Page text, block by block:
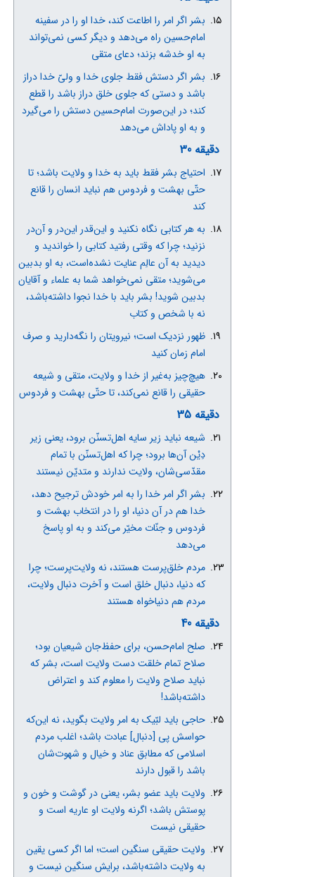
بشر اگر امر را اطاعت کند، خدا او را در سفینه
امام‌حسین راه می‌دهد و دیگر کسی نمی‌تواند
به او خدشه بزند؛ دعای متقی
بشر اگر دستش فقط جلوی خدا و ولیّ خدا دراز
باشد و دستی که جلوی خلق دراز باشد را قطع
کند؛ در این‌صورت امام‌حسین دستش را می‌گیرد
و به او پاداش می‌دهد
دقیقه 30
احتیاج بشر فقط باید به خدا و ولایت باشد؛ تا
حتّی بهشت و فردوس هم نباید انسان را قانع
کند
به هر کتابی نگاه نکنید و این‌قدر این‌در و آن‌در
نزنید؛ چرا که وقتی رفتید کتابی را خواندید و
دیدید به آن عالِم عنایت نشده‌است، به او بدبین
می‌شوید؛ متقی نمی‌خواهد شما به علماء و آقایان
بدبین شوید! بشر باید با خدا نجوا داشته‌باشد،
نه با شخص و کتاب
ظهور نزدیک است؛ نیرویتان را نگه‌دارید و صرف
امام‌ زمان کنید
هیچ‌چیز به‌غیر از خدا و ولایت، متقی و شیعه
حقیقی را قانع نمی‌کند، تا حتّی بهشت و فردوس
دقیقه 35
شیعه نباید زیر سایه اهل‌تسنّن برود، یعنی زیر
دِیْن آن‌ها برود؛ چرا که اهل‌تسنّن با تمام
مقدّسی‌شان، ولایت ندارند و متدیّن نیستند
بشر اگر امر خدا را به امر خودش ترجیح دهد،
خدا هم در آن دنیا، او را در انتخاب بهشت و
فردوس و جنّات مخیّر می‌کند و به او پاسخ
می‌دهد
مردم خلق‌پرست هستند، نه ولایت‌پرست؛ چرا
که دنیا، دنبال خلق است و آخرت دنبال ولایت،
مردم هم دنیاخواه هستند
دقیقه 40
صلح امام‌حسن، برای حفظ‌جان شیعیان بود؛
صلاح تمام خلقت دست ولایت است، بشر که
نباید صلاح ولایت را معلوم کند و اعتراض
داشته‌باشد!
حاجی باید لبّیک به امر ولایت بگوید، نه این‌که
حواسش پی [دنبال] عبادت باشد؛ اغلب مردم
اسلامی که مطابق عناد و خیال و شهوت‌شان
باشد را قبول دارند
ولایت باید عضو بشر، یعنی در گوشت و خون و
پوستش باشد؛ اگرنه ولایت او عاریه است و
حقیقی نیست
ولایت حقیقی سنگین است؛ اما اگر کسی یقین
به ولایت داشته‌باشد، برایش سنگین نیست و